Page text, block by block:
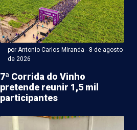
por Antonio Carlos Miranda - 8 de agosto
de 2026
7ª Corrida do Vinho
pretende reunir 1,5 mil
participantes